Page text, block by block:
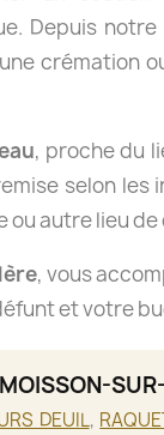
Depuis
crémation
, proche du
selon les
autre lieu de
, vous
et votre
SUR-
DEUIL,